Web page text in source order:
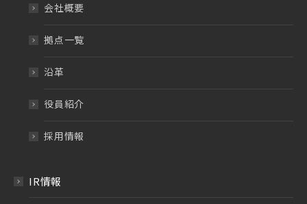
会社概要
拠点一覧
沿革
役員紹介
採用情報
IR情報